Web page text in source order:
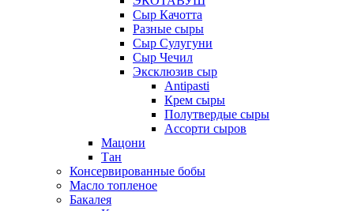
Сыр Качотта
Разные сыры
Сыр Сулугуни
Сыр Чечил
Эксклюзив сыр
Antipasti
Крем сыры
Полутвердые сыры
Ассорти сыров
Мацони
Тан
Консервированные бобы
Масло топленое
Бакалея